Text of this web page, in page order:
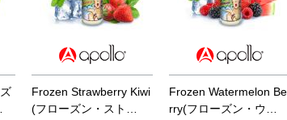
ズ
Frozen Strawberry Kiwi
(フローズン ・ ス ト
Frozen Watermelon Be
rry(フローズン ・ ウ